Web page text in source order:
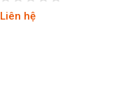
Liên hệ